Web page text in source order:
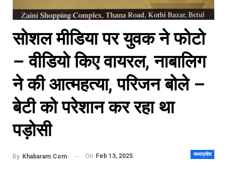
सोशल मीडिया पर युवक ने फोटो
– वीडियो किए वायरल, नाबालिग
ने की आत्महत्या, परिजन बोले –
बेटी को परेशान कर रहा था
पड़ोसी
मध्यप्रदेश
By Khabaram.Com On Feb 13, 2025